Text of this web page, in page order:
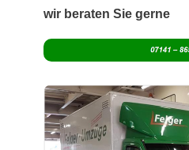
wir beraten Sie gerne